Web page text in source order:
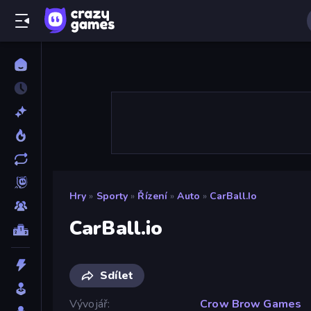
Hry » Sporty » Řízení » Auto » CarBall.io
CarBall.io
Sdílet
Vývojář
Crow Brow Games